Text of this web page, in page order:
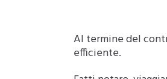
Al termine del
efficiente.